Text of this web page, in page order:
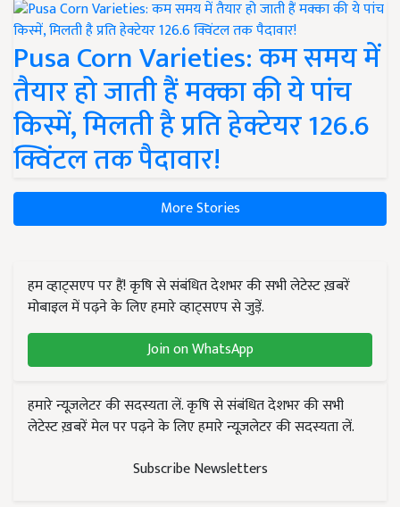
Pusa Corn Varieties: कम समय में
तैयार हो जाती हैं मक्का की ये पांच
किस्में, मिलती है प्रति हेक्टेयर 126.6
क्विंटल तक पैदावार!
More Stories
हम व्हाट्सएप पर हैं! कृषि से संबंधित देशभर की सभी लेटेस्ट ख़बरें
मोबाइल में पढ़ने के लिए हमारे व्हाट्सएप से जुड़ें.
Join on WhatsApp
हमारे न्यूज़लेटर की सदस्यता लें. कृषि से संबंधित देशभर की सभी
लेटेस्ट ख़बरें मेल पर पढ़ने के लिए हमारे न्यूज़लेटर की सदस्यता लें.
Subscribe Newsletters